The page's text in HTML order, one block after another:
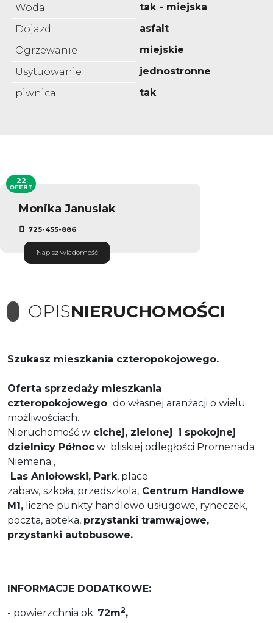
Woda
tak - miejska
Dojazd
asfalt
Ogrzewanie
miejskie
Usytuowanie
jednostronne
piwnica
tak
Monika Janusiak
725-455-886
Napisz wiadomość
22
OFERT
OPISNIERUCHOMOŚCI
Szukasz mieszkania czteropokojowego.
Oferta sprzedaży mieszkania
czteropokojowego do własnej aranżacji o wielu
możliwościach.
Nieruchomość w cichej, zielonej i spokojnej
dzielnicy Północ w bliskiej odległości Promenada
Niemena ,
Las Aniołowski, Park, place
zabaw, szkoła, przedszkola, Centrum Handlowe
M1, liczne punkty handlowo usługowe, ryneczek,
poczta, apteka, przystanki tramwajowe,
przystanki autobusowe.
INFORMACJE DODATKOWE:
- powierzchnia ok. 72m2,